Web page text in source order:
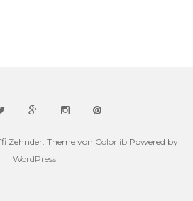
Zehnder. Theme von Colorlib Powered by
WordPress